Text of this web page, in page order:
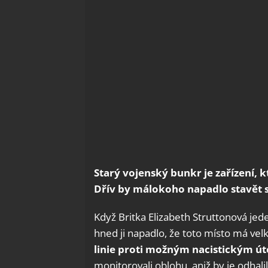
Starý vojenský bunkr je zařízení,
Dřív by málokoho napadlo stavět
Když Britka Elizabeth Struttonová
hned ji napadlo, že toto místo má
linie proti možným nacistickým